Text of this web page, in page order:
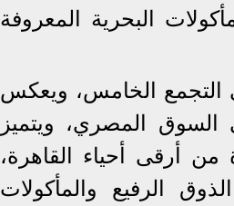
البحرية المعروفة
في التجمع الخامس، ويعكس
السوق المصري، ويتميز
أرقى أحياء القاهرة،
الرفيع والمأكولات